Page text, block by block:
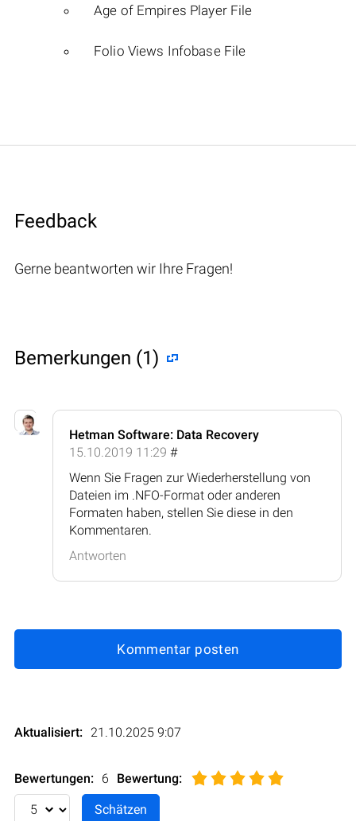
Age of Empires Player File
Folio Views Infobase File
Feedback
Gerne beantworten wir Ihre Fragen!
Bemerkungen (1)
Hetman Software: Data Recovery
15.10.2019 11:29 #
Wenn Sie Fragen zur Wiederherstellung von
Dateien im .NFO-Format oder anderen
Formaten haben, stellen Sie diese in den
Kommentaren.
Antworten
Kommentar posten
Aktualisiert: 21.10.2025 9:07
Bewertungen: 6 Bewertung: